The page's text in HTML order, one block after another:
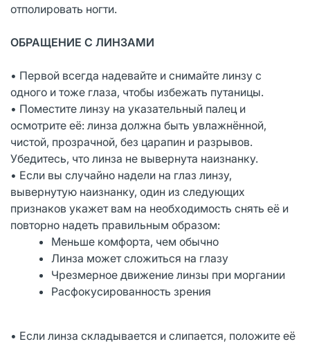
отполировать ногти.
ОБРАЩЕНИЕ С ЛИНЗАМИ
• Первой всегда надевайте и снимайте линзу с
одного и тоже глаза, чтобы избежать путаницы.
• Поместите линзу на указательный палец и
осмотрите её: линза должна быть увлажнённой,
чистой, прозрачной, без царапин и разрывов.
Убедитесь, что линза не вывернута наизнанку.
• Если вы случайно надели на глаз линзу,
вывернутую наизнанку, один из следующих
признаков укажет вам на необходимость снять её и
повторно надеть правильным образом:
Меньше комфорта, чем обычно
Линза может сложиться на глазу
Чрезмерное движение линзы при моргании
Расфокусированность зрения
• Если линза складывается и слипается, положите её